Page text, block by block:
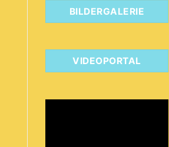
BILDERGALERIE
VIDEOPORTAL